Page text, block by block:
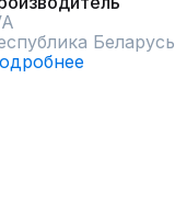
Беларусь